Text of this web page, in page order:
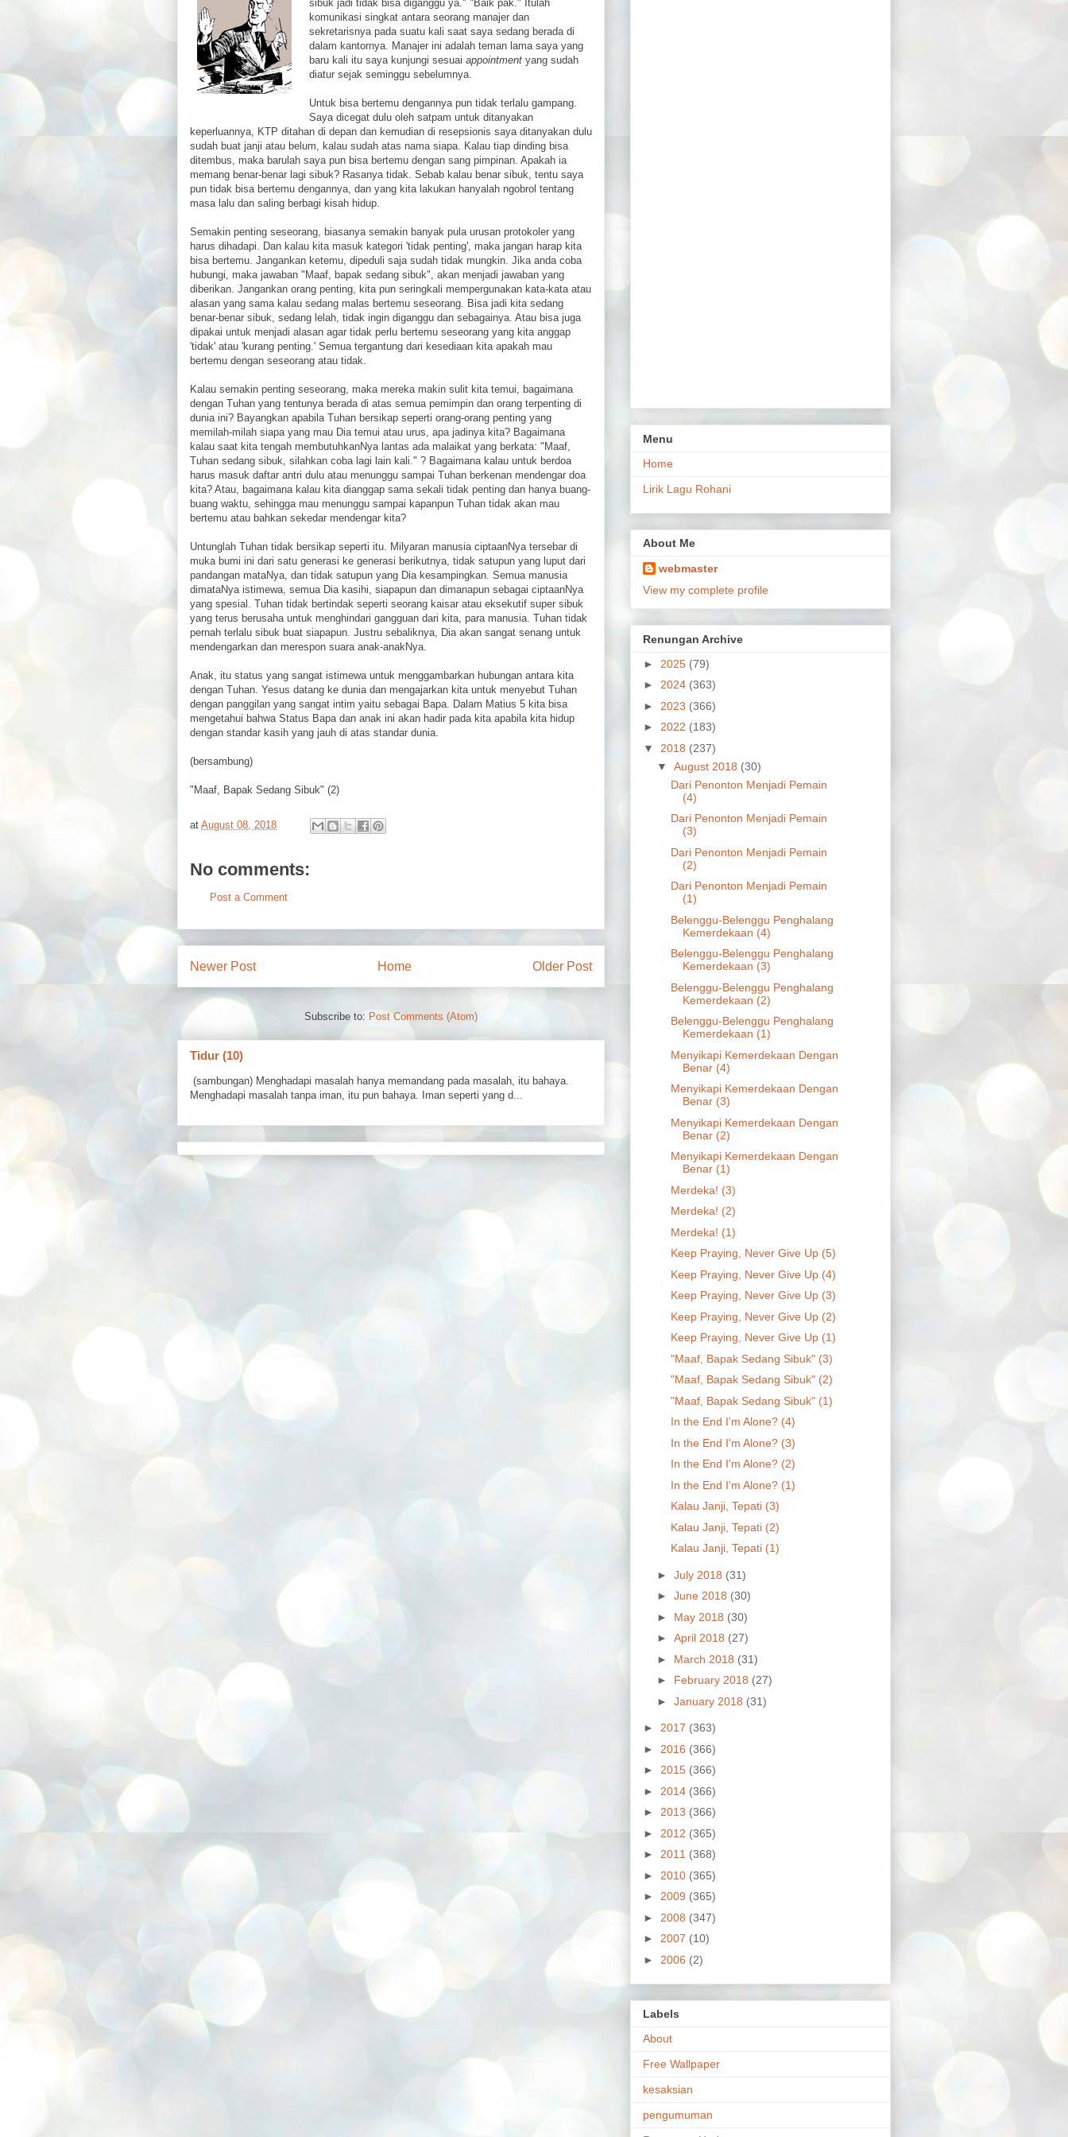
sibuk jadi tidak bisa diganggu ya." "Baik pak." Itulah
komunikasi singkat antara seorang manajer dan
sekretarisnya pada suatu kali saat saya sedang berada di
dalam kantornya. Manajer ini adalah teman lama saya yang
baru kali itu saya kunjungi sesuai appointment yang sudah
diatur sejak seminggu sebelumnya.
Untuk bisa bertemu dengannya pun tidak terlalu gampang.
Saya dicegat dulu oleh satpam untuk ditanyakan
keperluannya, KTP ditahan di depan dan kemudian di resepsionis saya ditanyakan dulu
sudah buat janji atau belum, kalau sudah atas nama siapa. Kalau tiap dinding bisa
ditembus, maka barulah saya pun bisa bertemu dengan sang pimpinan. Apakah ia
memang benar-benar lagi sibuk? Rasanya tidak. Sebab kalau benar sibuk, tentu saya
pun tidak bisa bertemu dengannya, dan yang kita lakukan hanyalah ngobrol tentang
masa lalu dan saling berbagi kisah hidup.
Semakin penting seseorang, biasanya semakin banyak pula urusan protokoler yang
harus dihadapi. Dan kalau kita masuk kategori 'tidak penting', maka jangan harap kita
bisa bertemu. Jangankan ketemu, dipeduli saja sudah tidak mungkin. Jika anda coba
hubungi, maka jawaban "Maaf, bapak sedang sibuk", akan menjadi jawaban yang
diberikan. Jangankan orang penting, kita pun seringkali mempergunakan kata-kata atau
alasan yang sama kalau sedang malas bertemu seseorang. Bisa jadi kita sedang
benar-benar sibuk, sedang lelah, tidak ingin diganggu dan sebagainya. Atau bisa juga
dipakai untuk menjadi alasan agar tidak perlu bertemu seseorang yang kita anggap
'tidak' atau 'kurang penting.' Semua tergantung dari kesediaan kita apakah mau
bertemu dengan seseorang atau tidak.
Kalau semakin penting seseorang, maka mereka makin sulit kita temui, bagaimana
dengan Tuhan yang tentunya berada di atas semua pemimpin dan orang terpenting di
dunia ini? Bayangkan apabila Tuhan bersikap seperti orang-orang penting yang
memilah-milah siapa yang mau Dia temui atau urus, apa jadinya kita? Bagaimana
kalau saat kita tengah membutuhkanNya lantas ada malaikat yang berkata: "Maaf,
Tuhan sedang sibuk, silahkan coba lagi lain kali." ? Bagaimana kalau untuk berdoa
harus masuk daftar antri dulu atau menunggu sampai Tuhan berkenan mendengar doa
kita? Atau, bagaimana kalau kita dianggap sama sekali tidak penting dan hanya buang-
buang waktu, sehingga mau menunggu sampai kapanpun Tuhan tidak akan mau
bertemu atau bahkan sekedar mendengar kita?
Untunglah Tuhan tidak bersikap seperti itu. Milyaran manusia ciptaanNya tersebar di
muka bumi ini dari satu generasi ke generasi berikutnya, tidak satupun yang luput dari
pandangan mataNya, dan tidak satupun yang Dia kesampingkan. Semua manusia
dimataNya istimewa, semua Dia kasihi, siapapun dan dimanapun sebagai ciptaanNya
yang spesial. Tuhan tidak bertindak seperti seorang kaisar atau eksekutif super sibuk
yang terus berusaha untuk menghindari gangguan dari kita, para manusia. Tuhan tidak
pernah terlalu sibuk buat siapapun. Justru sebaliknya, Dia akan sangat senang untuk
mendengarkan dan merespon suara anak-anakNya.
Anak, itu status yang sangat istimewa untuk menggambarkan hubungan antara kita
dengan Tuhan. Yesus datang ke dunia dan mengajarkan kita untuk menyebut Tuhan
dengan panggilan yang sangat intim yaitu sebagai Bapa. Dalam Matius 5 kita bisa
mengetahui bahwa Status Bapa dan anak ini akan hadir pada kita apabila kita hidup
dengan standar kasih yang jauh di atas standar dunia.
(bersambung)
"Maaf, Bapak Sedang Sibuk" (2)
at August 08, 2018
No comments:
Post a Comment
Newer Post Older Post
Home
Subscribe to: Post Comments (Atom)
Tidur (10)
(sambungan) Menghadapi masalah hanya memandang pada masalah, itu bahaya.
Menghadapi masalah tanpa iman, itu pun bahaya. Iman seperti yang d...
Menu
Home
Lirik Lagu Rohani
About Me
webmaster
View my complete profile
Renungan Archive
► 2025 (79)
► 2024 (363)
► 2023 (366)
► 2022 (183)
▼ 2018 (237)
▼ August 2018 (30)
Dari Penonton Menjadi Pemain
(4)
Dari Penonton Menjadi Pemain
(3)
Dari Penonton Menjadi Pemain
(2)
Dari Penonton Menjadi Pemain
(1)
Belenggu-Belenggu Penghalang
Kemerdekaan (4)
Belenggu-Belenggu Penghalang
Kemerdekaan (3)
Belenggu-Belenggu Penghalang
Kemerdekaan (2)
Belenggu-Belenggu Penghalang
Kemerdekaan (1)
Menyikapi Kemerdekaan Dengan
Benar (4)
Menyikapi Kemerdekaan Dengan
Benar (3)
Menyikapi Kemerdekaan Dengan
Benar (2)
Menyikapi Kemerdekaan Dengan
Benar (1)
Merdeka! (3)
Merdeka! (2)
Merdeka! (1)
Keep Praying, Never Give Up (5)
Keep Praying, Never Give Up (4)
Keep Praying, Never Give Up (3)
Keep Praying, Never Give Up (2)
Keep Praying, Never Give Up (1)
"Maaf, Bapak Sedang Sibuk" (3)
"Maaf, Bapak Sedang Sibuk" (2)
"Maaf, Bapak Sedang Sibuk" (1)
In the End I'm Alone? (4)
In the End I'm Alone? (3)
In the End I'm Alone? (2)
In the End I'm Alone? (1)
Kalau Janji, Tepati (3)
Kalau Janji, Tepati (2)
Kalau Janji, Tepati (1)
► July 2018 (31)
► June 2018 (30)
► May 2018 (30)
► April 2018 (27)
► March 2018 (31)
► February 2018 (27)
► January 2018 (31)
► 2017 (363)
► 2016 (366)
► 2015 (366)
► 2014 (366)
► 2013 (366)
► 2012 (365)
► 2011 (368)
► 2010 (365)
► 2009 (365)
► 2008 (347)
► 2007 (10)
► 2006 (2)
Labels
About
Free Wallpaper
kesaksian
pengumuman